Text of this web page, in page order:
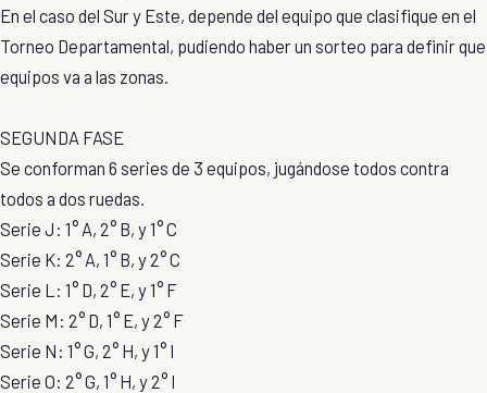
En el caso del Sur y Este, depende del equipo que clasifique en el
Torneo Departamental, pudiendo haber un sorteo para definir que
equipos va a las zonas.
SEGUNDA FASE
Se conforman 6 series de 3 equipos, jugándose todos contra
todos a dos ruedas.
Serie J: 1° A, 2° B, y 1° C
Serie K: 2° A, 1° B, y 2° C
Serie L: 1° D, 2° E, y 1° F
Serie M: 2° D, 1° E, y 2° F
Serie N: 1° G, 2° H, y 1° I
Serie O: 2° G, 1° H, y 2° I